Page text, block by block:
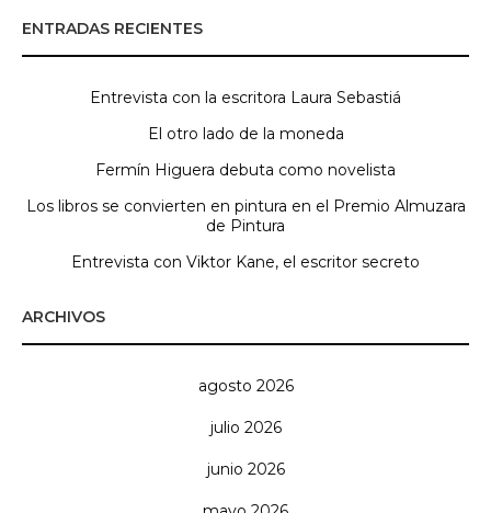
ENTRADAS RECIENTES
Entrevista con la escritora Laura Sebastiá
El otro lado de la moneda
Fermín Higuera debuta como novelista
Los libros se convierten en pintura en el Premio Almuzara
de Pintura
Entrevista con Viktor Kane, el escritor secreto
ARCHIVOS
agosto 2026
julio 2026
junio 2026